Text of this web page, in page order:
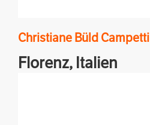
Christiane Büld Campetti
Florenz, Italien